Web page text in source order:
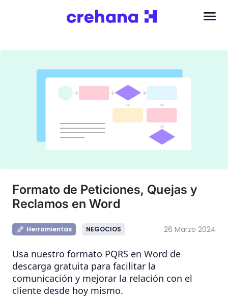
Formato de Peticiones, Quejas y
Reclamos en Word
Herramientas NEGOCIOS 26 Marzo 2024
Usa nuestro formato PQRS en Word de
descarga gratuita para facilitar la
comunicación y mejorar la relación con el
cliente desde hoy mismo.